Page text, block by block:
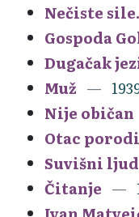
Nečiste
Gospoda
Dugačak
Muž
Nije običan
Otac
Suvišni
Čitanje